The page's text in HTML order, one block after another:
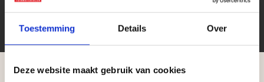
Toestemming Details Over
Deze website maakt gebruik van cookies